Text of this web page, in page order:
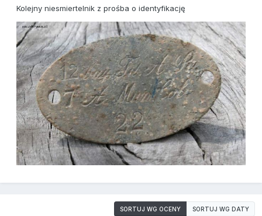
Kolejny niesmiertelnik z prośba o identyfikację
SORTUJ WG OCENY SORTUJ WG DATY